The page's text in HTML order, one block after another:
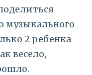
музыкального
2 ребенка
весело,